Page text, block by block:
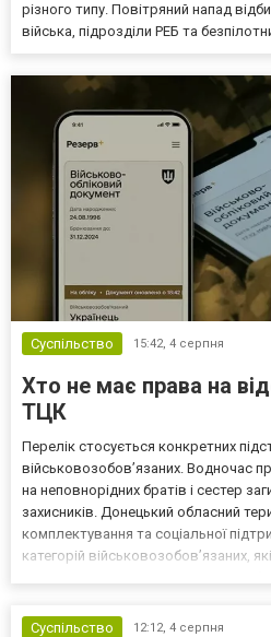
різного типу. Повітряний напад
війська, підрозділи РЕБ та
Суспільство 15:42, 4 серпня
Хто не має права на
ТЦК
Перелік стосується конкретних
військовозобов’язаних. Водночас
на неповнорідних братів і сестер
захисників. Донецький обласний
комплектування та соціальної
категорій військовозобов’язаних,
Суспільство
12:12, 4 серпня